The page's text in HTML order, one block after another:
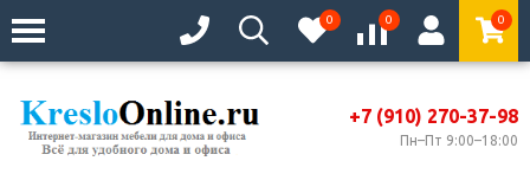
0 0 0
+7 (910) 270-37-98
Пн–Пт 9:00–18:00